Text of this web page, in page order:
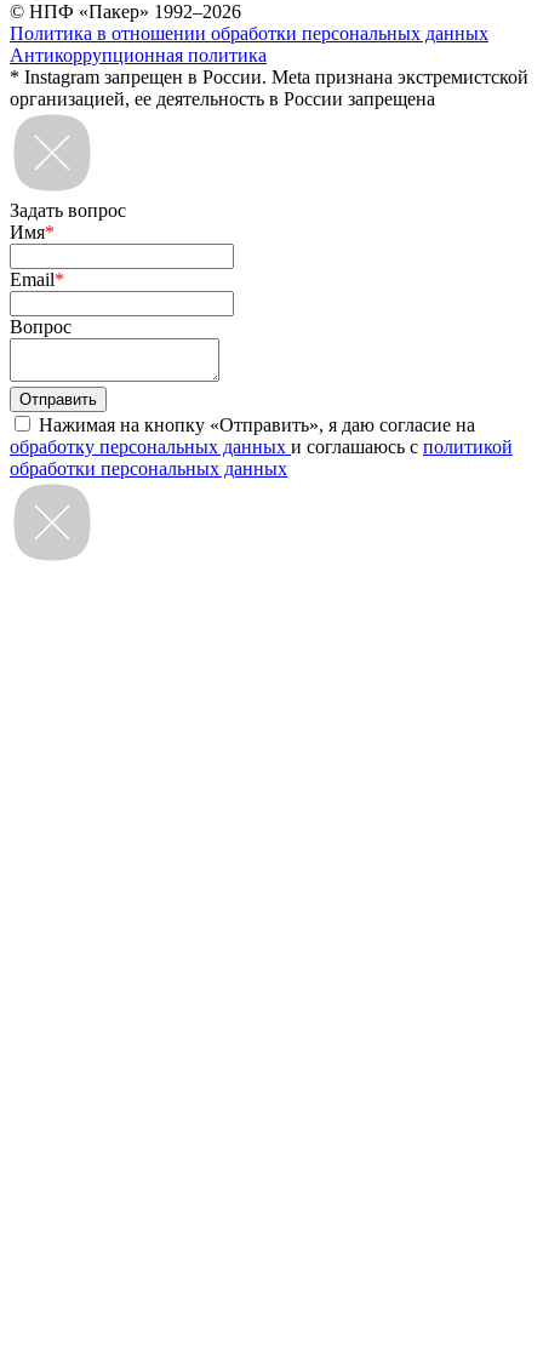
© НПФ «Пакер» 1992–2026
Политика в отношении обработки персональных данных
Антикоррупционная политика
* Instagram запрещен в России. Meta признана экстремистской
организацией, ее деятельность в России запрещена
Задать вопрос
Имя*
Email*
Вопрос
Нажимая на кнопку «Отправить», я даю согласие на
обработку персональных данных и соглашаюсь с политикой
обработки персональных данных